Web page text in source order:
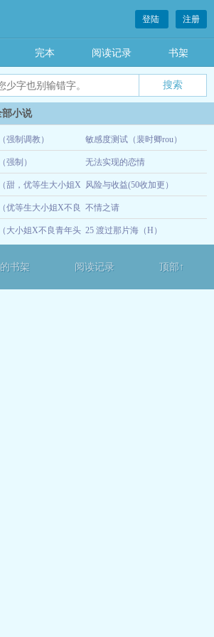
登陆 注册
完本 阅读记录 书架
部小说
强制调教） 敏感度测试（裴时卿rou）
强制） 无法实现的恋情
甜，优等生大小姐X
子）
风险与收益(50收加更）
优等生大小姐X不良 不情之请
大小姐X不良青年头 25 渡过那片海（H）
书架 阅读记录 顶部↑